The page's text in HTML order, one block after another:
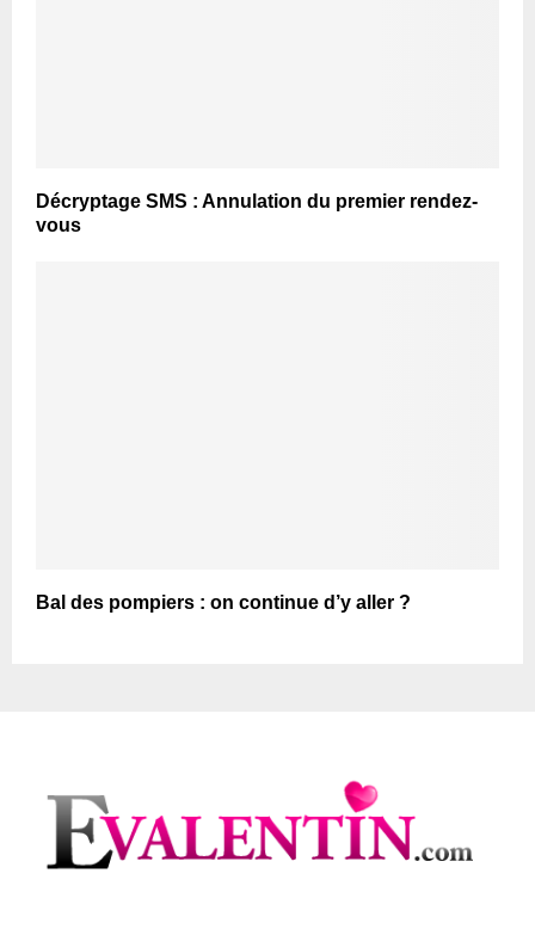
Décryptage SMS : Annulation du premier rendez-
vous
Bal des pompiers : on continue d’y aller ?